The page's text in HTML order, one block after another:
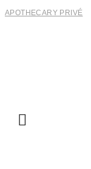
APOTHECARY PRIVÉ